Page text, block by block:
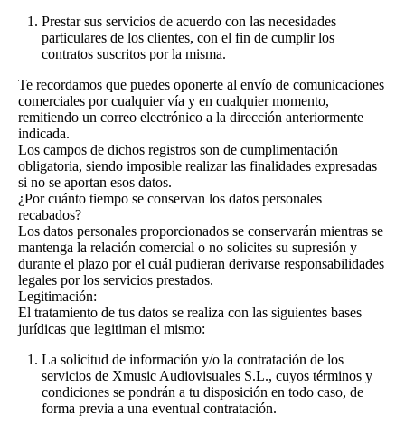
Prestar sus servicios de acuerdo con las necesidades
particulares de los clientes, con el fin de cumplir los
contratos suscritos por la misma.
Te recordamos que puedes oponerte al envío de comunicaciones
comerciales por cualquier vía y en cualquier momento,
remitiendo un correo electrónico a la dirección anteriormente
indicada.
Los campos de dichos registros son de cumplimentación
obligatoria, siendo imposible realizar las finalidades expresadas
si no se aportan esos datos.
¿Por cuánto tiempo se conservan los datos personales
recabados?
Los datos personales proporcionados se conservarán mientras se
mantenga la relación comercial o no solicites su supresión y
durante el plazo por el cuál pudieran derivarse responsabilidades
legales por los servicios prestados.
Legitimación:
El tratamiento de tus datos se realiza con las siguientes bases
jurídicas que legitiman el mismo:
La solicitud de información y/o la contratación de los
servicios de Xmusic Audiovisuales S.L., cuyos términos y
condiciones se pondrán a tu disposición en todo caso, de
forma previa a una eventual contratación.